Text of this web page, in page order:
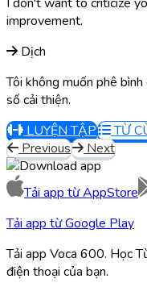
improvement.
Dịch
Tôi không muốn phê
số cải thiện.
LUYỆN TẬP
TỪ
Previous
Next
Tải app từAppStore
Tải app từGoogle Play
Tải app Voca 600. Học
điện thoại của bạn.